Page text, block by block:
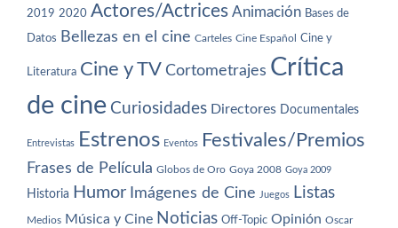
2019 2020 Actores/Actrices Animación Bases de
Datos Bellezas en el cine Carteles Cine Español Cine y
Literatura Cine y TV Cortometrajes Crítica
de cine Curiosidades Directores Documentales
Entrevistas Estrenos Eventos Festivales/Premios
Frases de Película Globos de Oro Goya 2008 Goya 2009
Historia Humor Imágenes de Cine Juegos Listas
Medios Música y Cine Noticias Off-Topic Opinión Oscar